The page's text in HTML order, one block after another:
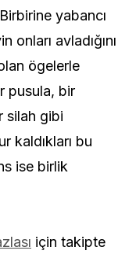
yabancı
avladığını
ögelerle
pusula, bir
silah gibi
kaldıkları bu
ise birlik
için takipte